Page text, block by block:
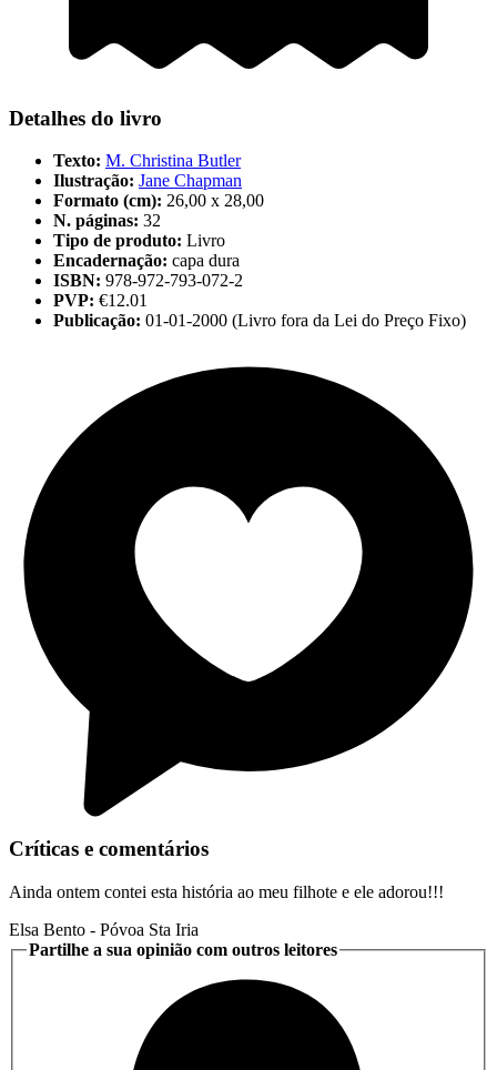
Detalhes do livro
Texto: M. Christina Butler
Ilustração: Jane Chapman
Formato (cm): 26,00 x 28,00
N. páginas: 32
Tipo de produto: Livro
Encadernação: capa dura
ISBN: 978-972-793-072-2
PVP: €12.01
Publicação: 01-01-2000 (Livro fora da Lei do Preço Fixo)
Críticas e comentários
Ainda ontem contei esta história ao meu filhote e ele adorou!!!
Elsa Bento - Póvoa Sta Iria
Partilhe a sua opinião com outros leitores